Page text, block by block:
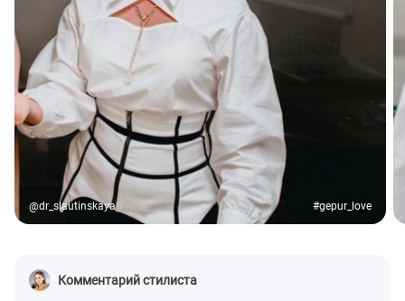
@dr_slautinskaya #gepur_love
Комментарий стилиста